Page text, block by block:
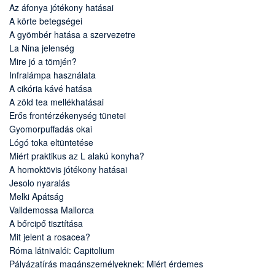
Az áfonya jótékony hatásai
A körte betegségei
A gyömbér hatása a szervezetre
La Nina jelenség
Mire jó a tömjén?
Infralámpa használata
A cikória kávé hatása
A zöld tea mellékhatásai
Erős frontérzékenység tünetei
Gyomorpuffadás okai
Lógó toka eltüntetése
Miért praktikus az L alakú konyha?
A homoktövis jótékony hatásai
Jesolo nyaralás
Melki Apátság
Valldemossa Mallorca
A bőrcipő tisztítása
Mit jelent a rosacea?
Róma látnivalói: Capitolium
Pályázatírás magánszemélyeknek: Miért érdemes